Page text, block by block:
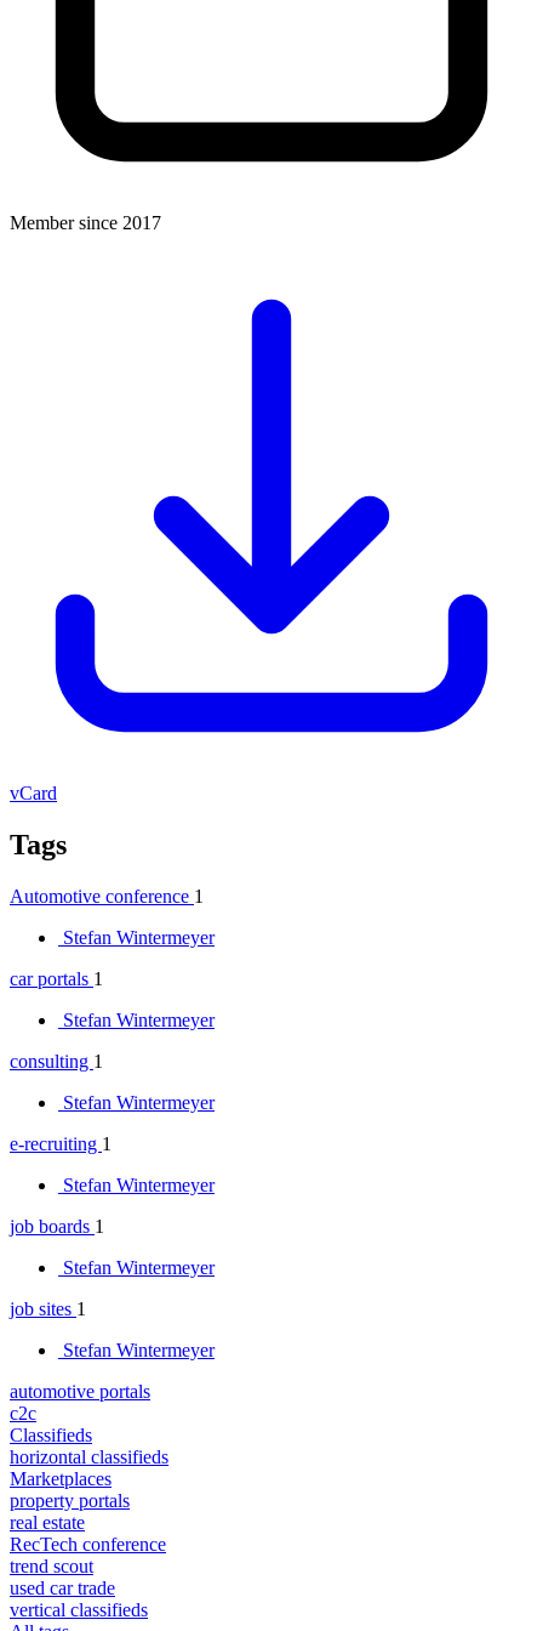
Member since 2017
vCard
Tags
Automotive conference 1
Stefan Wintermeyer
car portals 1
Stefan Wintermeyer
consulting 1
Stefan Wintermeyer
e-recruiting 1
Stefan Wintermeyer
job boards 1
Stefan Wintermeyer
job sites 1
Stefan Wintermeyer
automotive portals
c2c
Classifieds
horizontal classifieds
Marketplaces
property portals
real estate
RecTech conference
trend scout
used car trade
vertical classifieds